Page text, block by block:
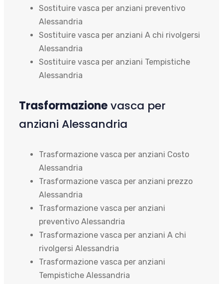
Sostituire vasca per anziani preventivo
Alessandria
Sostituire vasca per anziani A chi rivolgersi
Alessandria
Sostituire vasca per anziani Tempistiche
Alessandria
Trasformazionevasca per
anziani Alessandria
Trasformazione vasca per anziani Costo
Alessandria
Trasformazione vasca per anziani prezzo
Alessandria
Trasformazione vasca per anziani
preventivo Alessandria
Trasformazione vasca per anziani A chi
rivolgersi Alessandria
Trasformazione vasca per anziani
Tempistiche Alessandria